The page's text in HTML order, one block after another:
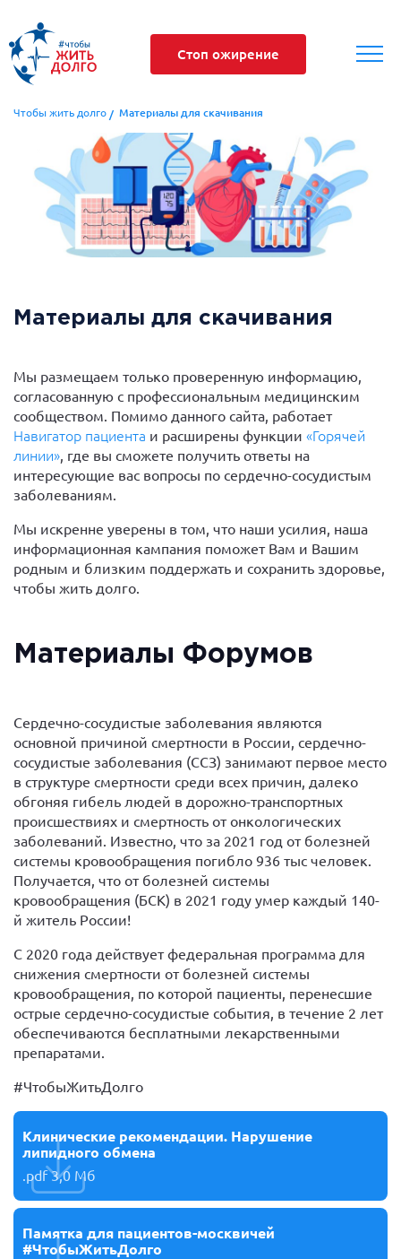
Стоп ожирение
Чтобы жить долго Материалы для скачивания
Материалы для скачивания
Мы размещаем только проверенную информацию,
согласованную с профессиональным медицинским
сообществом. Помимо данного сайта, работает
Навигатор пациента и расширены функции «Горячей
линии», где вы сможете получить ответы на
интересующие вас вопросы по сердечно-сосудистым
заболеваниям.
Мы искренне уверены в том, что наши усилия, наша
информационная кампания поможет Вам и Вашим
родным и близким поддержать и сохранить здоровье,
чтобы жить долго.
Материалы Форумов
Клинические рекомендации. Нарушение
липидного обмена
.pdf3,0 Мб
Памятка для пациентов-москвичей
#ЧтобыЖитьДолго
Сердечно-сосудистые заболевания являются
основной причиной смертности в России, сердечно-
сосудистые заболевания (ССЗ) занимают первое место
в структуре смертности среди всех причин, далеко
обгоняя гибель людей в дорожно-транспортных
происшествиях и смертность от онкологических
заболеваний. Известно, что за 2021 год от болезней
системы кровообращения погибло 936 тыс человек.
Получается, что от болезней системы
кровообращения (БСК) в 2021 году умер каждый 140-
й житель России!
С 2020 года действует федеральная программа для
снижения смертности от болезней системы
кровообращения, по которой пациенты, перенесшие
острые сердечно-сосудистые события, в течение 2 лет
обеспечиваются бесплатными лекарственными
препаратами.
#ЧтобыЖитьДолго